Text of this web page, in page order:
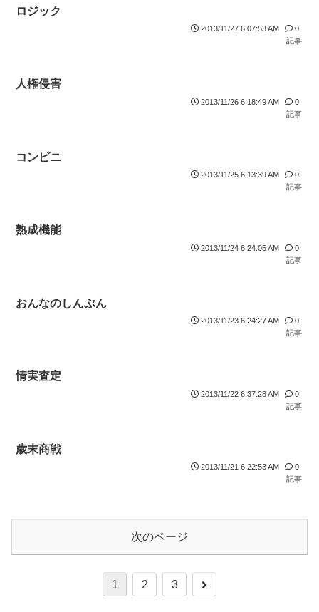
ロジック
2013/11/27 6:07:53 AM
0
記事
人権侵害
2013/11/26 6:18:49 AM
0
記事
コンビニ
2013/11/25 6:13:39 AM
0
記事
熟成機能
2013/11/24 6:24:05 AM
0
記事
おんなのしんぶん
2013/11/23 6:24:27 AM
0
記事
情実査定
2013/11/22 6:37:28 AM
0
記事
歳末商戦
2013/11/21 6:22:53 AM
0
記事
次のページ
1 2 3